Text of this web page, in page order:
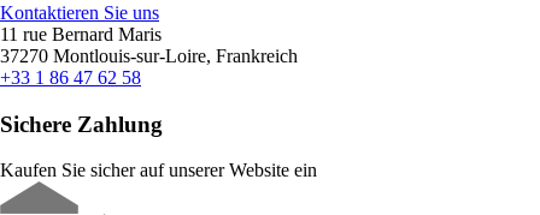
Kontaktieren Sie uns
11 rue Bernard Maris
37270 Montlouis-sur-Loire, Frankreich
+33 1 86 47 62 58
Sichere Zahlung
Kaufen Sie sicher auf unserer Website ein